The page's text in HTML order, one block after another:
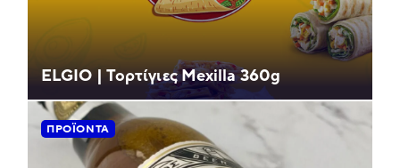
ELGIO | Τορτίγιες Mexilla 360g
ΠΡΟΪΌΝΤΑ